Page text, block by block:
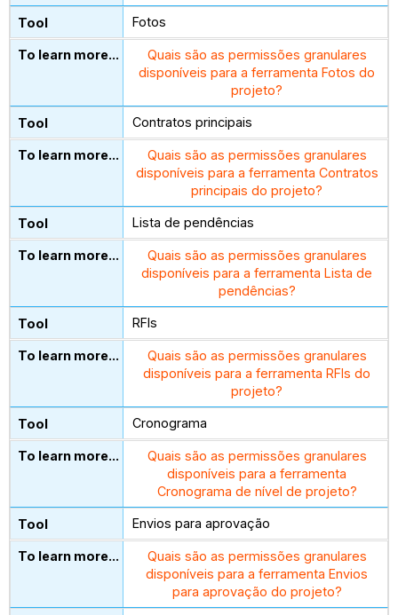
Fotos
Quais são as permissões granulares
disponíveis para a ferramenta Fotos do
projeto?
Contratos principais
Quais são as permissões granulares
disponíveis para a ferramenta Contratos
principais do projeto?
Lista de pendências
Quais são as permissões granulares
disponíveis para a ferramenta Lista de
pendências?
RFIs
Quais são as permissões granulares
disponíveis para a ferramenta RFIs do
projeto?
Cronograma
Quais são as permissões granulares
disponíveis para a ferramenta
Cronograma de nível de projeto?
Envios para aprovação
Quais são as permissões granulares
disponíveis para a ferramenta Envios
para aprovação do projeto?